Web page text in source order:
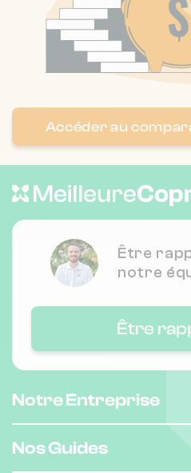
Accéder au
Être
notre
Être
Notre Entreprise
Nos Guides